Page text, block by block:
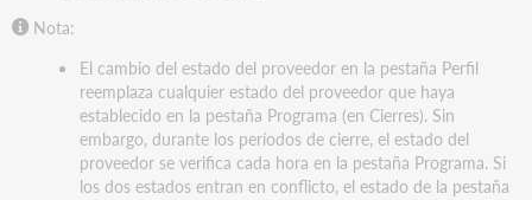
Nota:
El cambio del estado del proveedor en la pestaña Perfil
reemplaza cualquier estado del proveedor que haya
establecido en la pestaña Programa (en Cierres). Sin
embargo, durante los períodos de cierre, el estado del
proveedor se verifica cada hora en la pestaña Programa. Si
los dos estados entran en conflicto, el estado de la pestaña